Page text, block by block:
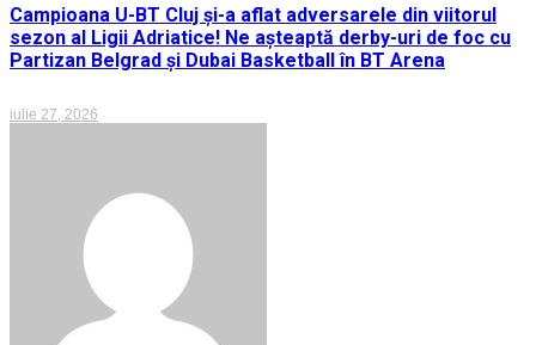
Campioana U-BT Cluj și-a aflat adversarele din viitorul
sezon al Ligii Adriatice! Ne așteaptă derby-uri de foc cu
Partizan Belgrad și Dubai Basketball în BT Arena
iulie 27, 2026